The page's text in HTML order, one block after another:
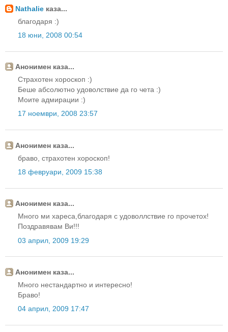
Nathalie каза...
благодаря :)
18 юни, 2008 00:54
Анонимен каза...
Страхотен хороскоп :)
Беше абсолютно удоволствие да го чета :)
Моите адмирации :)
17 ноември, 2008 23:57
Анонимен каза...
браво, страхотен хороскоп!
18 февруари, 2009 15:38
Анонимен каза...
Много ми хареса,благодаря с удоволлствие го прочетох!
Поздравявам Ви!!!
03 април, 2009 19:29
Анонимен каза...
Много нестандартно и интересно!
Браво!
04 април, 2009 17:47